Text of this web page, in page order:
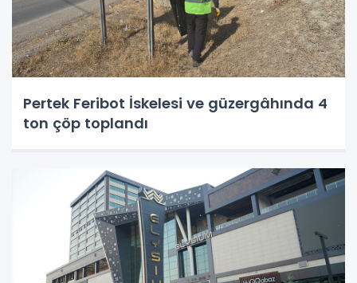
Pertek Feribot İskelesi ve güzergâhında 4
ton çöp toplandı